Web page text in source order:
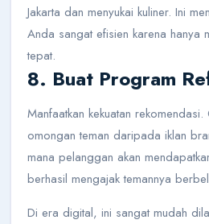
Jakarta dan menyukai kuliner. Ini
Anda sangat efisien karena hanya
tepat.
8. Buat Program
Manfaatkan kekuatan
omongan teman daripada iklan
mana pelanggan akan
berhasil mengajak temannya
Di era digital, ini sangat mudah